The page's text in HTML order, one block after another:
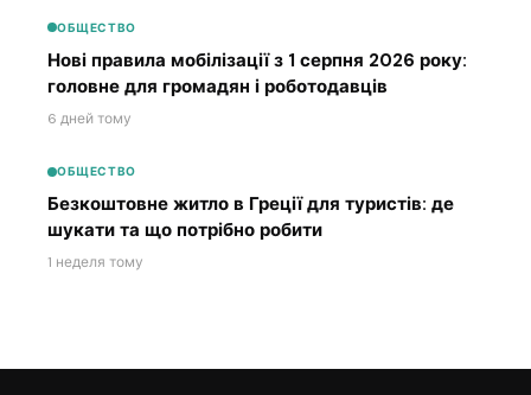
ОБЩЕСТВО
Нові правила мобілізації з 1 серпня 2026 року:
головне для громадян і роботодавців
6 дней тому
ОБЩЕСТВО
Безкоштовне житло в Греції для туристів: де
шукати та що потрібно робити
1 неделя тому